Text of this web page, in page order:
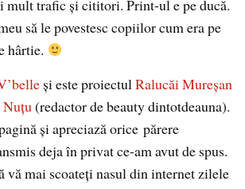
mult trafic și cititori. Print-ul e pe ducă.
să le povestesc copiilor cum era pe
hârtie.
și este proiectulRalucăi Mureșan
(redactor de beauty dintotdeauna).
și apreciază orice părere
deja în privat ce-am avut de spus.
vă mai scoateți nasul din internet zilele